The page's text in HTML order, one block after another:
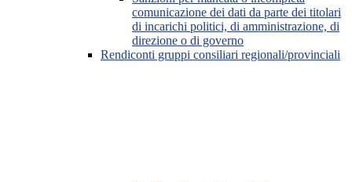
comunicazione dei dati da parte dei titolari
di incarichi politici, di amministrazione, di
direzione o di governo
Rendiconti gruppi consiliari regionali/provinciali